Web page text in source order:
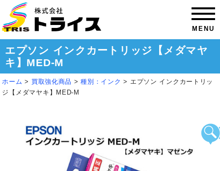
MENU
エプソン インクカートリッジ【メダマヤ
キ】MED-M
ホーム > 買取強化商品 >種別：インク > エプソン インクカートリッ
ジ【メダマヤキ】MED-M